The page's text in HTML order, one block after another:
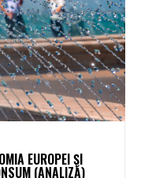
EUROPEI ȘI
(ANALIZĂ)